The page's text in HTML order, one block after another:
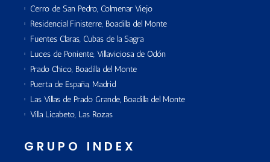
Cerro de San Pedro, Colmenar Viejo
Residencial Finisterre, Boadilla del Monte
Fuentes Claras, Cubas de la Sagra
Luces de Poniente, Villaviciosa de Odón
Prado Chico, Boadilla del Monte
Puerta de España, Madrid
Las Villas de Prado Grande, Boadilla del Monte
Villa Licabeto, Las Rozas
GRUPO INDEX